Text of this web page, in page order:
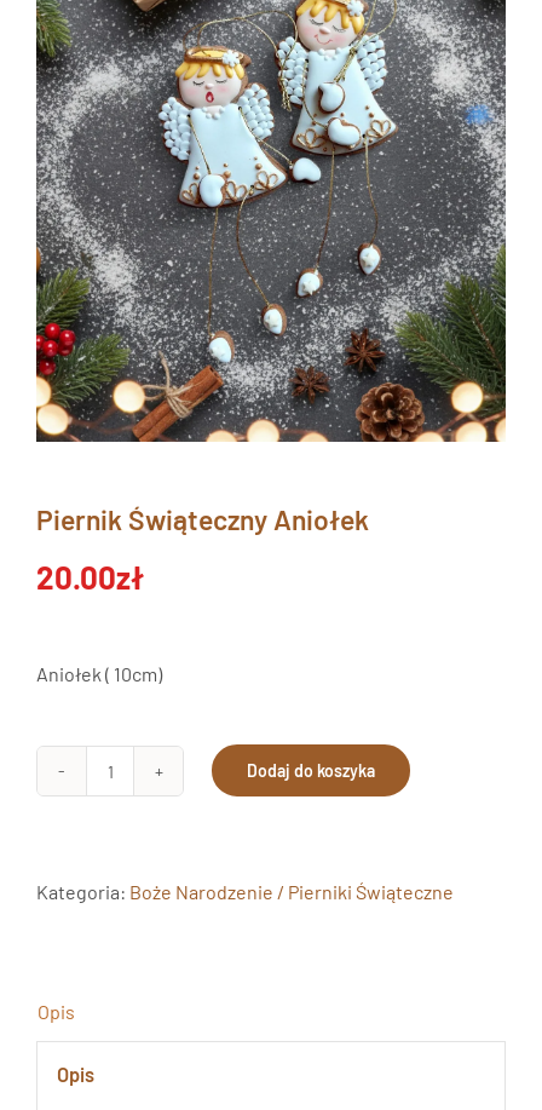
Piernik Świąteczny Aniołek
20.00zł
Aniołek ( 10cm)
ilość
Aniołek
Dodaj do koszyka
Kategoria: Boże Narodzenie / Pierniki Świąteczne
Opis
Opis